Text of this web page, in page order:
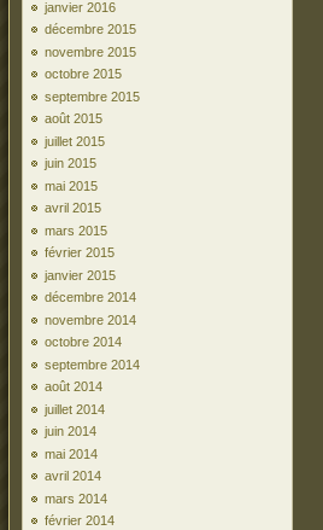
janvier 2016
décembre 2015
novembre 2015
octobre 2015
septembre 2015
août 2015
juillet 2015
juin 2015
mai 2015
avril 2015
mars 2015
février 2015
janvier 2015
décembre 2014
novembre 2014
octobre 2014
septembre 2014
août 2014
juillet 2014
juin 2014
mai 2014
avril 2014
mars 2014
février 2014